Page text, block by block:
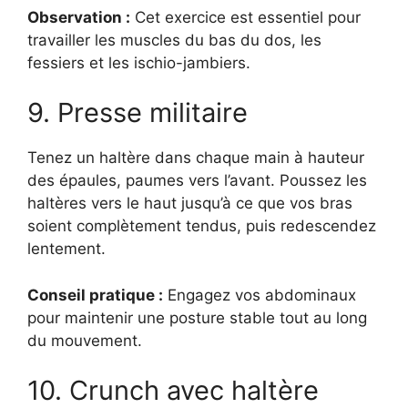
Observation : Cet exercice est essentiel pour
travailler les muscles du bas du dos, les
fessiers et les ischio-jambiers.
9. Presse militaire
Tenez un haltère dans chaque main à hauteur
des épaules, paumes vers l’avant. Poussez les
haltères vers le haut jusqu’à ce que vos bras
soient complètement tendus, puis redescendez
lentement.
Conseil pratique : Engagez vos abdominaux
pour maintenir une posture stable tout au long
du mouvement.
10. Crunch avec haltère